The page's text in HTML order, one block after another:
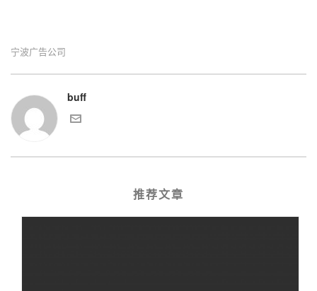
宁波广告公司
buff
推荐文章